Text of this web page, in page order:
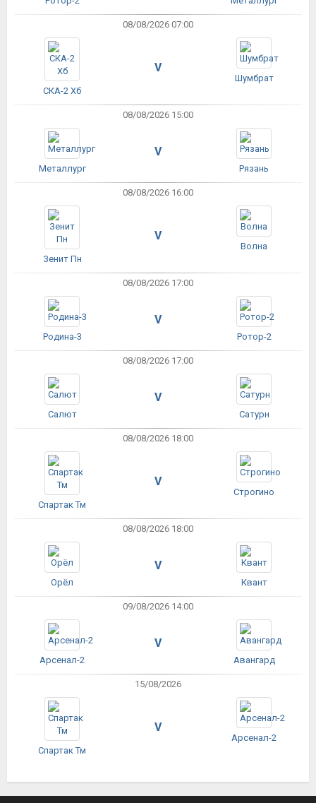
08/08/2026 07:00
СКА-2 Хб
V
Шумбрат
08/08/2026 15:00
Металлург
V
Рязань
08/08/2026 16:00
Зенит Пн
V
Волна
08/08/2026 17:00
Родина-3
V
Ротор-2
08/08/2026 17:00
Салют
V
Сатурн
08/08/2026 18:00
Спартак Тм
V
Строгино
08/08/2026 18:00
Орёл
V
Квант
09/08/2026 14:00
Арсенал-2
V
Авангард
15/08/2026
Спартак Тм
V
Арсенал-2